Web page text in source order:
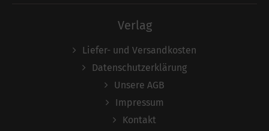
Verlag
Liefer- und Versandkosten
Datenschutzerklärung
Unsere AGB
Impressum
Kontakt